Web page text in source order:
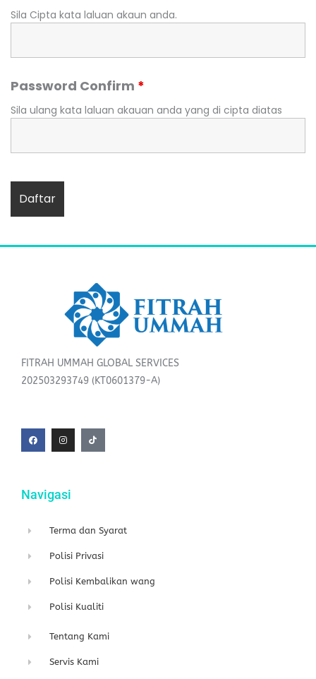
Sila Cipta kata laluan akaun anda.
Password Confirm *
Sila ulang kata laluan akauan anda yang di cipta diatas
FITRAH UMMAH GLOBAL SERVICES
202503293749 (KT0601379-A)
c
e
b
o
s
t
a
g
k
t
o
k
Navigasi
Terma dan Syarat
Polisi Privasi
Polisi Kembalikan wang
Polisi Kualiti
Tentang Kami
Servis Kami